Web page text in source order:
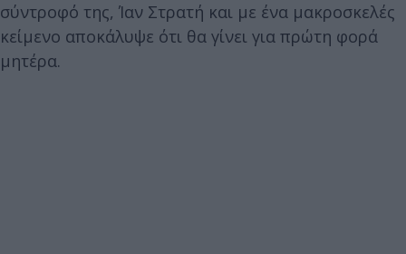
σύντροφό της, Ίαν Στρατή και με ένα μακροσκελές
κείμενο αποκάλυψε ότι θα γίνει για πρώτη φορά
μητέρα.